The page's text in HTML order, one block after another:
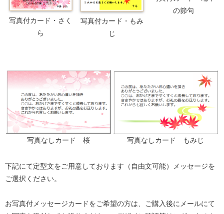
写真付カード・さく
ら
写真付カード・もみ
じ
の節句
写真なしカード 桜 写真なしカード もみじ
下記にて定型文をご用意しております（自由文可能）メッセージを
ご選択ください。
お写真付メッセージカードをご希望の方は、ご購入後にメールにて